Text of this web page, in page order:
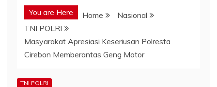
You are Here Home
Nasional
TNI POLRI
Masyarakat Apresiasi Keseriusan Polresta
Cirebon Memberantas Geng Motor
TNI POLRI